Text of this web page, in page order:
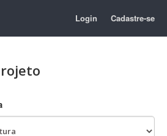
Login Cadastre-se